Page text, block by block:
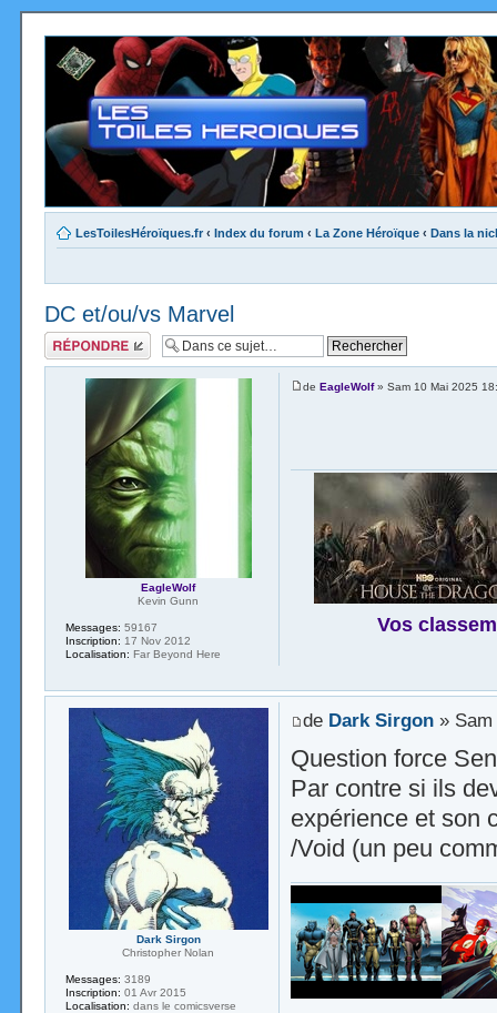
LesToilesHéroïques.fr ‹ Index du forum ‹ La Zone Héroïque ‹ Dans la
DC et/ou/vs Marvel
Répondre
de EagleWolf» Sam 10 Mai 2025
Vos
EagleWolf
Kevin Gunn
Messages: 59167
Inscription: 17 Nov 2012
Localisation: Far Beyond Here
de Dark Sirgon» Sam
Question force
Par contre si ils
expérience et son
/Void (un peu
Dark Sirgon
Christopher Nolan
Messages: 3189
Inscription: 01 Avr 2015
Localisation: dans le comicsverse